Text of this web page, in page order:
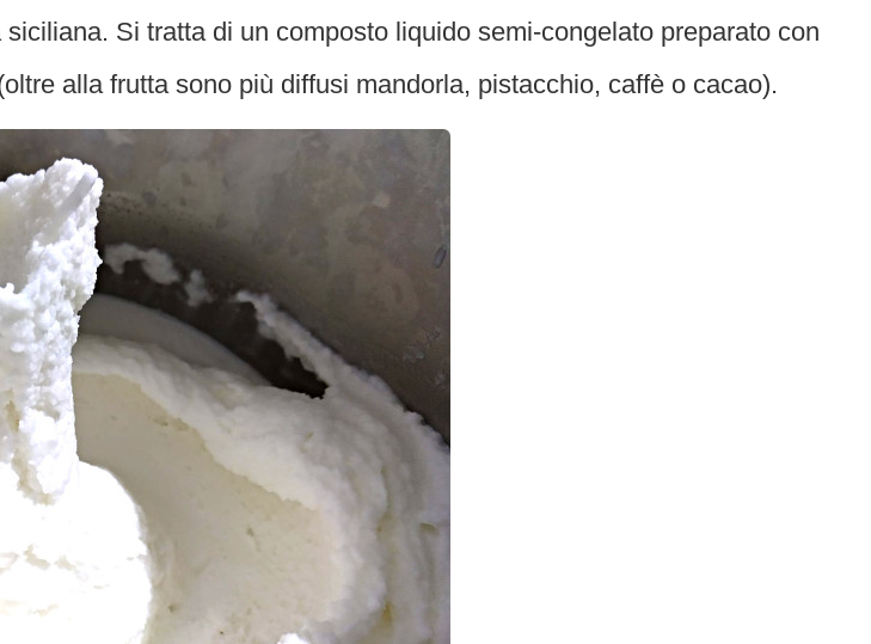
Si tratta di un composto liquido semi-congelato preparato con
alla frutta sono più diffusi mandorla, pistacchio, caffè o cacao).